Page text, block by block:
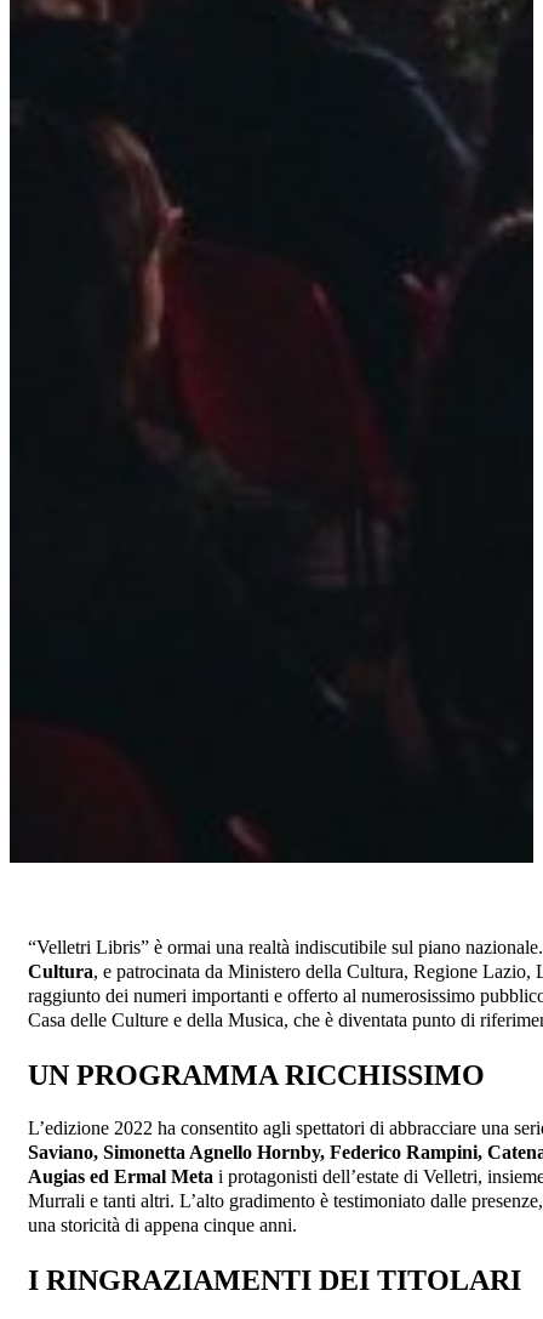
“Velletri Libris” è ormai una realtà indiscutibile sul piano
Cultura, e patrocinata da Ministero della Cultura, Regione
raggiunto dei numeri importanti e offerto al numerosissimo
Casa delle Culture e della Musica, che è diventata punto di
UN PROGRAMMA RICCHISSIMO
L’edizione 2022 ha consentito agli spettatori di abbracciare una
Saviano, Simonetta Agnello Hornby, Federico Rampini,
Augias ed Ermal Meta i protagonisti dell’estate di Velletri,
Murrali e tanti altri. L’alto gradimento è testimoniato dalle
una storicità di appena cinque anni.
I RINGRAZIAMENTI DEI TITOLARI